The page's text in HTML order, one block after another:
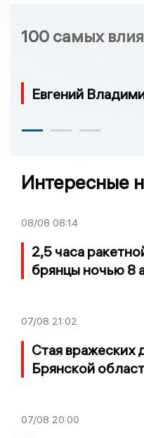
100 самых
Евгений
Интересные
08/08 08:14
2,5 часа
брянцы ночью 8
07/08 21:02
Стая вражеских
Брянской
07/08 20:00